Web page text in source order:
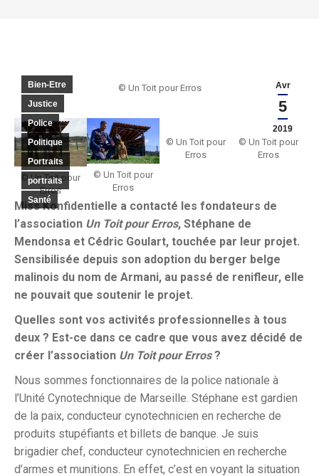
Avr
5
2019
Bien-Etre
Justice
Police
Politique
Portraits
portraits
Santé
© Un Toit pour Erros
© Un Toit pour
Erros
© Un Toit pour
Erros
© Un Toit pour
Erros
© Un Toit pour
Erros
Miss Konfidentielle a contacté les fondateurs de
l’association Un Toit pour Erros, Stéphane de
Mendonsa et Cédric Goulart, touchée par leur projet.
Sensibilisée depuis son adoption du berger belge
malinois du nom de Armani, au passé de renifleur, elle
ne pouvait que soutenir le projet.
Quelles sont vos activités professionnelles à tous
deux ? Est-ce dans ce cadre que vous avez décidé de
créer l’association Un Toit pour Erros?
Nous sommes fonctionnaires de la police nationale à
l’Unité Cynotechnique de Marseille. Stéphane est gardien
de la paix, conducteur cynotechnicien en recherche de
produits stupéfiants et billets de banque. Je suis
brigadier chef, conducteur cynotechnicien en recherche
d’armes et munitions. En effet, c’est en voyant la situation